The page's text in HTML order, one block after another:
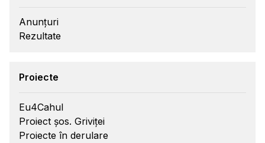
Anunțuri
Rezultate
Proiecte
Eu4Cahul
Proiect șos. Griviței
Proiecte în derulare